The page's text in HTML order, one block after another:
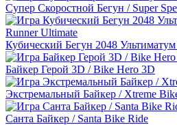
Супер Скоростной Бегун / Super
Кубический Бегун 2048
Байкер Герой 3D / Bike Hero 3D
Экстремальный Байкер / Xtreme
Санта Байкер / Santa Bike Ride